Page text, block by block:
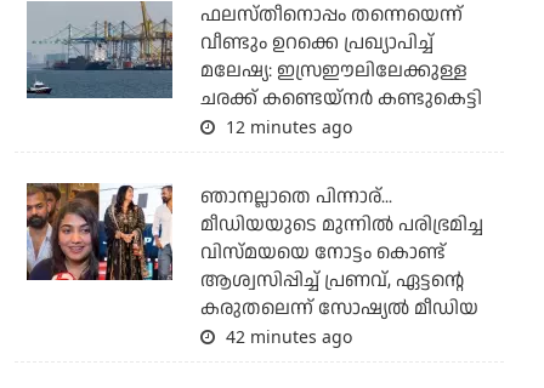
ഫലസ്തീനൊപ്പം തന്നെയെന്ന്
വീണ്ടും ഉറക്കെ പ്രഖ്യാപിച്ച്
മലേഷ്യ: ഇസ്രഈലിലേക്കുള്ള
ചരക്ക് കണ്ടെയ്‌നര്‍ കണ്ടുകെട്ടി
12 minutes ago
ഞാനല്ലാതെ പിന്നാര്...
മീഡിയയുടെ മുന്നില്‍ പരിഭ്രമിച്ച
വിസ്മയയെ നോട്ടം കൊണ്ട്
ആശ്വസിപ്പിച്ച് പ്രണവ്, ഏട്ടന്റെ
കരുതലെന്ന് സോഷ്യല്‍ മീഡിയ
42 minutes ago